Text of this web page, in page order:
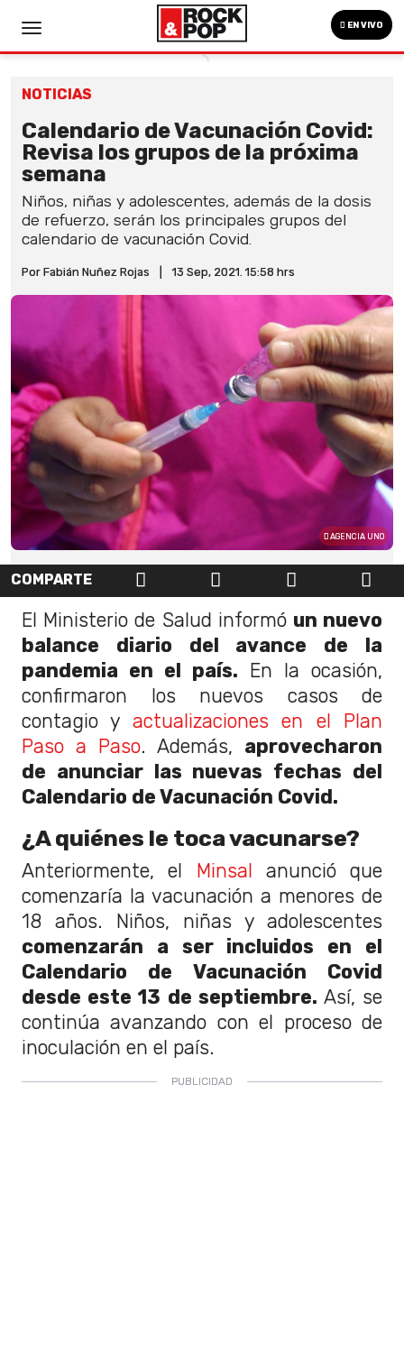
EN VIVO
NOTICIAS
Calendario de Vacunación Covid:
Revisa los grupos de la próxima
semana
Niños, niñas y adolescentes, además de la dosis
de refuerzo, serán los principales grupos del
calendario de vacunación Covid.
Por Fabián Nuñez Rojas 13 Sep, 2021. 15:58 hrs
AGENCIA UNO
COMPARTE
El Ministerio de Salud informó un nuevo
balance diario del avance de la
pandemia en el país. En la ocasión,
confirmaron los nuevos casos de
contagio y actualizaciones en el Plan
Paso a Paso. Además, aprovecharon
de anunciar las nuevas fechas del
Calendario de Vacunación Covid.
¿A quiénes le toca vacunarse?
Anteriormente, el Minsal anunció que
comenzaría la vacunación a menores de
18 años. Niños, niñas y adolescentes
comenzarán a ser incluidos en el
Calendario de Vacunación Covid
desde este 13 de septiembre. Así, se
continúa avanzando con el proceso de
inoculación en el país.